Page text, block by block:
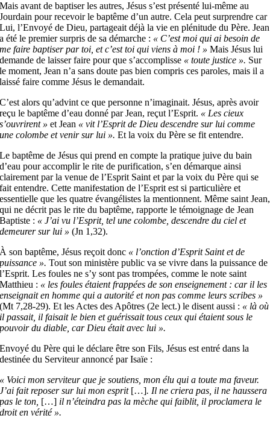
Mais avant de baptiser les autres, Jésus s’est présenté lui-même au
Jourdain pour recevoir le baptême d’un autre. Cela peut surprendre car
Lui, l’Envoyé de Dieu, partageait déjà la vie en plénitude du Père. Jean
a été le premier surpris de sa démarche : « C’est moi qui ai besoin de
me faire baptiser par toi, et c’est toi qui viens à moi ! » Mais Jésus lui
demande de laisser faire pour que s’accomplisse « toute justice ». Sur
le moment, Jean n’a sans doute pas bien compris ces paroles, mais il a
laissé faire comme Jésus le demandait.
C’est alors qu’advint ce que personne n’imaginait. Jésus, après avoir
reçu le baptême d’eau donné par Jean, reçut l’Esprit. « Les cieux
s’ouvrirent » et Jean « vit l’Esprit de Dieu descendre sur lui comme
une colombe et venir sur lui ». Et la voix du Père se fit entendre.
Le baptême de Jésus qui prend en compte la pratique juive du bain
d’eau pour accomplir le rite de purification, s’en démarque ainsi
clairement par la venue de l’Esprit Saint et par la voix du Père qui se
fait entendre. Cette manifestation de l’Esprit est si particulière et
essentielle que les quatre évangélistes la mentionnent. Même saint Jean,
qui ne décrit pas le rite du baptême, rapporte le témoignage de Jean
Baptiste : « J’ai vu l’Esprit, tel une colombe, descendre du ciel et
demeurer sur lui » (Jn 1,32).
À son baptême, Jésus reçoit donc « l’onction d’Esprit Saint et de
puissance ». Tout son ministère public va se vivre dans la puissance de
l’Esprit. Les foules ne s’y sont pas trompées, comme le note saint
Matthieu : « les foules étaient frappées de son enseignement : car il les
enseignait en homme qui a autorité et non pas comme leurs scribes »
(Mt 7,28-29). Et les Actes des Apôtres (2e lect.) le disent aussi : « là où
il passait, il faisait le bien et guérissait tous ceux qui étaient sous le
pouvoir du diable, car Dieu était avec lui ».
Envoyé du Père qui le déclare être son Fils, Jésus est entré dans la
destinée du Serviteur annoncé par Isaïe :
« Voici mon serviteur que je soutiens, mon élu qui a toute ma faveur.
J’ai fait reposer sur lui mon esprit […]. Il ne criera pas, il ne haussera
pas le ton, […] il n’éteindra pas la mèche qui faiblit, il proclamera le
droit en vérité ».